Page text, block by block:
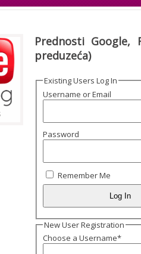
Prednosti Google,
preduzeća)
Existing Users Log In
Username or Email
Password
Remember Me
New User Registration
Choose a Username*